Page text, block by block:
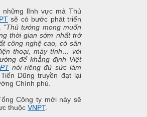
lĩnh vực mà Thủ
sẽ có bước phát triển
"Thủ tướng mong muốn
thời gian sớm nhất trở
công nghệ cao, có sản
thoại, máy tính… với
để khẳng định Việt
nói riêng đủ sức làm
Dũng truyền đạt lại
Chính phủ.
Công ty mới này sẽ
thuộc VNPT.